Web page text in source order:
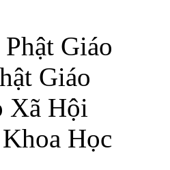
Giáo
Giáo
Xã Hội
Học